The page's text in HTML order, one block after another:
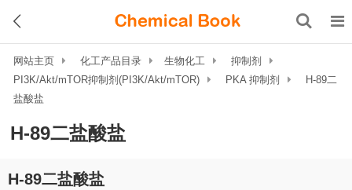
网站主页 化工产品目录 生物化工
抑制剂
PI3K/Akt/mTOR抑制剂(PI3K/Akt/mTOR)
PKA 抑制剂
H-89二
盐酸盐
H-89二盐酸盐
H-89二盐酸盐